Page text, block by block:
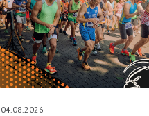
04.08.2026